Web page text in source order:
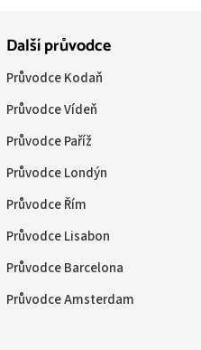
Další průvodce
Průvodce Kodaň
Průvodce Vídeň
Průvodce Paříž
Průvodce Londýn
Průvodce Řím
Průvodce Lisabon
Průvodce Barcelona
Průvodce Amsterdam